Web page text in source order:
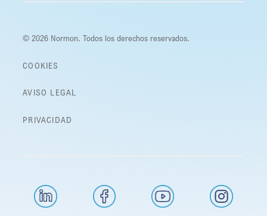
© 2026 Normon. Todos los derechos reservados.
COOKIES
AVISO LEGAL
PRIVACIDAD